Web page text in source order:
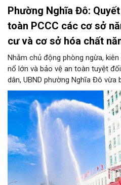
Phường Nghĩa Đô:
toàn PCCC các cơ sở
cư và cơ sở hóa chất
Nhằm chủ động phòng ngừa,
nổ lớn và bảo vệ an toàn tuyệt
dân, UBND phường Nghĩa Đô vừa
276/KH-UBND. Theo đó, từ nay
phường Nghĩa Đô sẽ ra quân
với 100% cơ sở năng lượng, nhà
thể, nhà đa năng/hỗn hợp) và cơ
đặc biệt dứt điểm kiểm tra toàn